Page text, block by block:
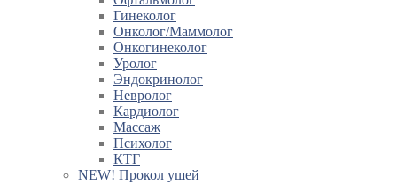
Гинеколог
Онколог/Маммолог
Онкогинеколог
Уролог
Эндокринолог
Невролог
Кардиолог
Массаж
Психолог
КТГ
NEW! Прокол ушей